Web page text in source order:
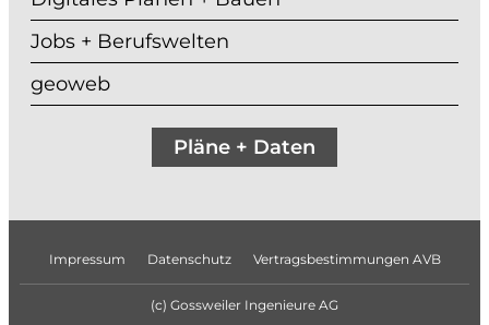
Jobs + Berufswelten
geoweb
Pläne + Daten
(c) Gossweiler Ingenieure AG
Impressum Datenschutz Vertragsbestimmungen AVB